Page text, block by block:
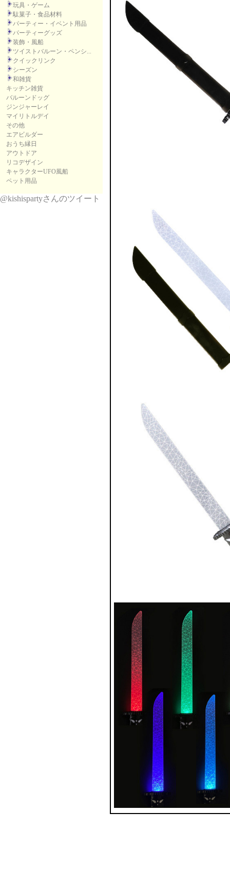
玩具・ゲーム
駄菓子・食品材料
パーティー・イベント用品
パーティーグッズ
装飾・風船
ツイストバルーン・ペンシ...
クイックリンク
シーズン
和雑貨
キッチン雑貨
バルーンドッグ
ジンジャーレイ
マイリトルデイ
その他
エアビルダー
おうち縁日
アウトドア
リコデザイン
キャラクターUFO風船
ペット用品
@kishispartyさんのツイート